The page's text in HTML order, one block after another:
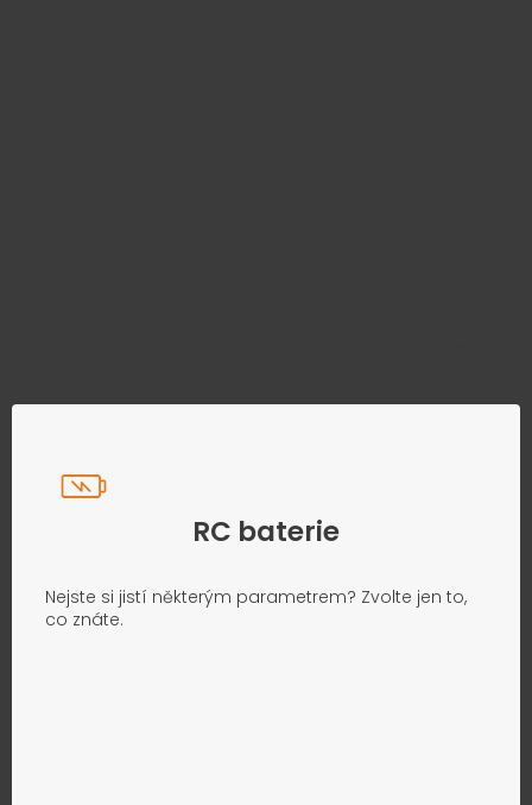
RC baterie
Nejste si jistí některým parametrem? Zvolte jen to,
co znáte.